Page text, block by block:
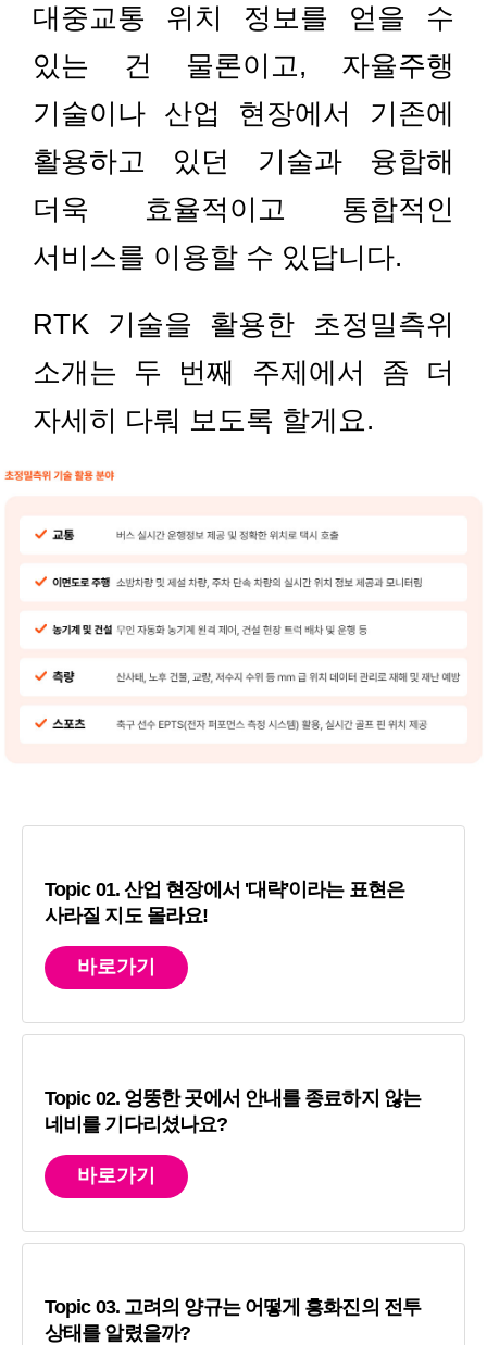
대중교통 위치 정보를 얻을 수
있는 건 물론이고, 자율주행
기술이나 산업 현장에서 기존에
활용하고 있던 기술과 융합해
더욱 효율적이고 통합적인
서비스를 이용할 수 있답니다.
RTK 기술을 활용한 초정밀측위
소개는 두 번째 주제에서 좀 더
자세히 다뤄 보도록 할게요.
Topic 01. 산업 현장에서 '대략'이라는 표현은
사라질 지도 몰라요!
바로가기
Topic 02. 엉뚱한 곳에서 안내를 종료하지 않는
네비를 기다리셨나요?
바로가기
Topic 03. 고려의 양규는 어떻게 흥화진의 전투
상태를 알렸을까?